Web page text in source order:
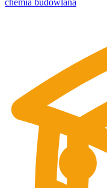
chemia budowlana